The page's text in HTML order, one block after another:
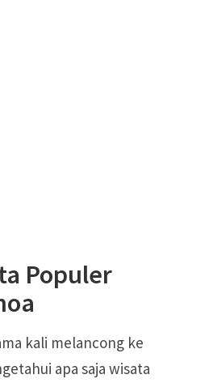
Populer
kali melancong ke
apa saja wisata